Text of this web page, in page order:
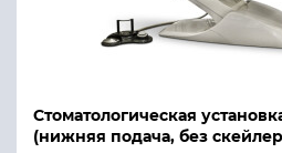
Стоматологическая
(нижняя подача, без